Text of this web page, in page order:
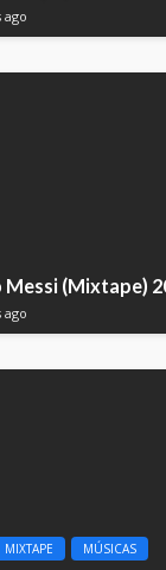
ago
Messi (Mixtape)
ago
MIXTAPE MÚSICAS